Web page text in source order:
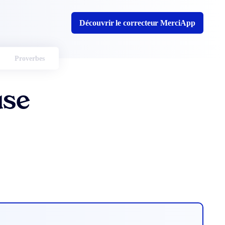
Découvrir le correcteur MerciApp
Proverbes